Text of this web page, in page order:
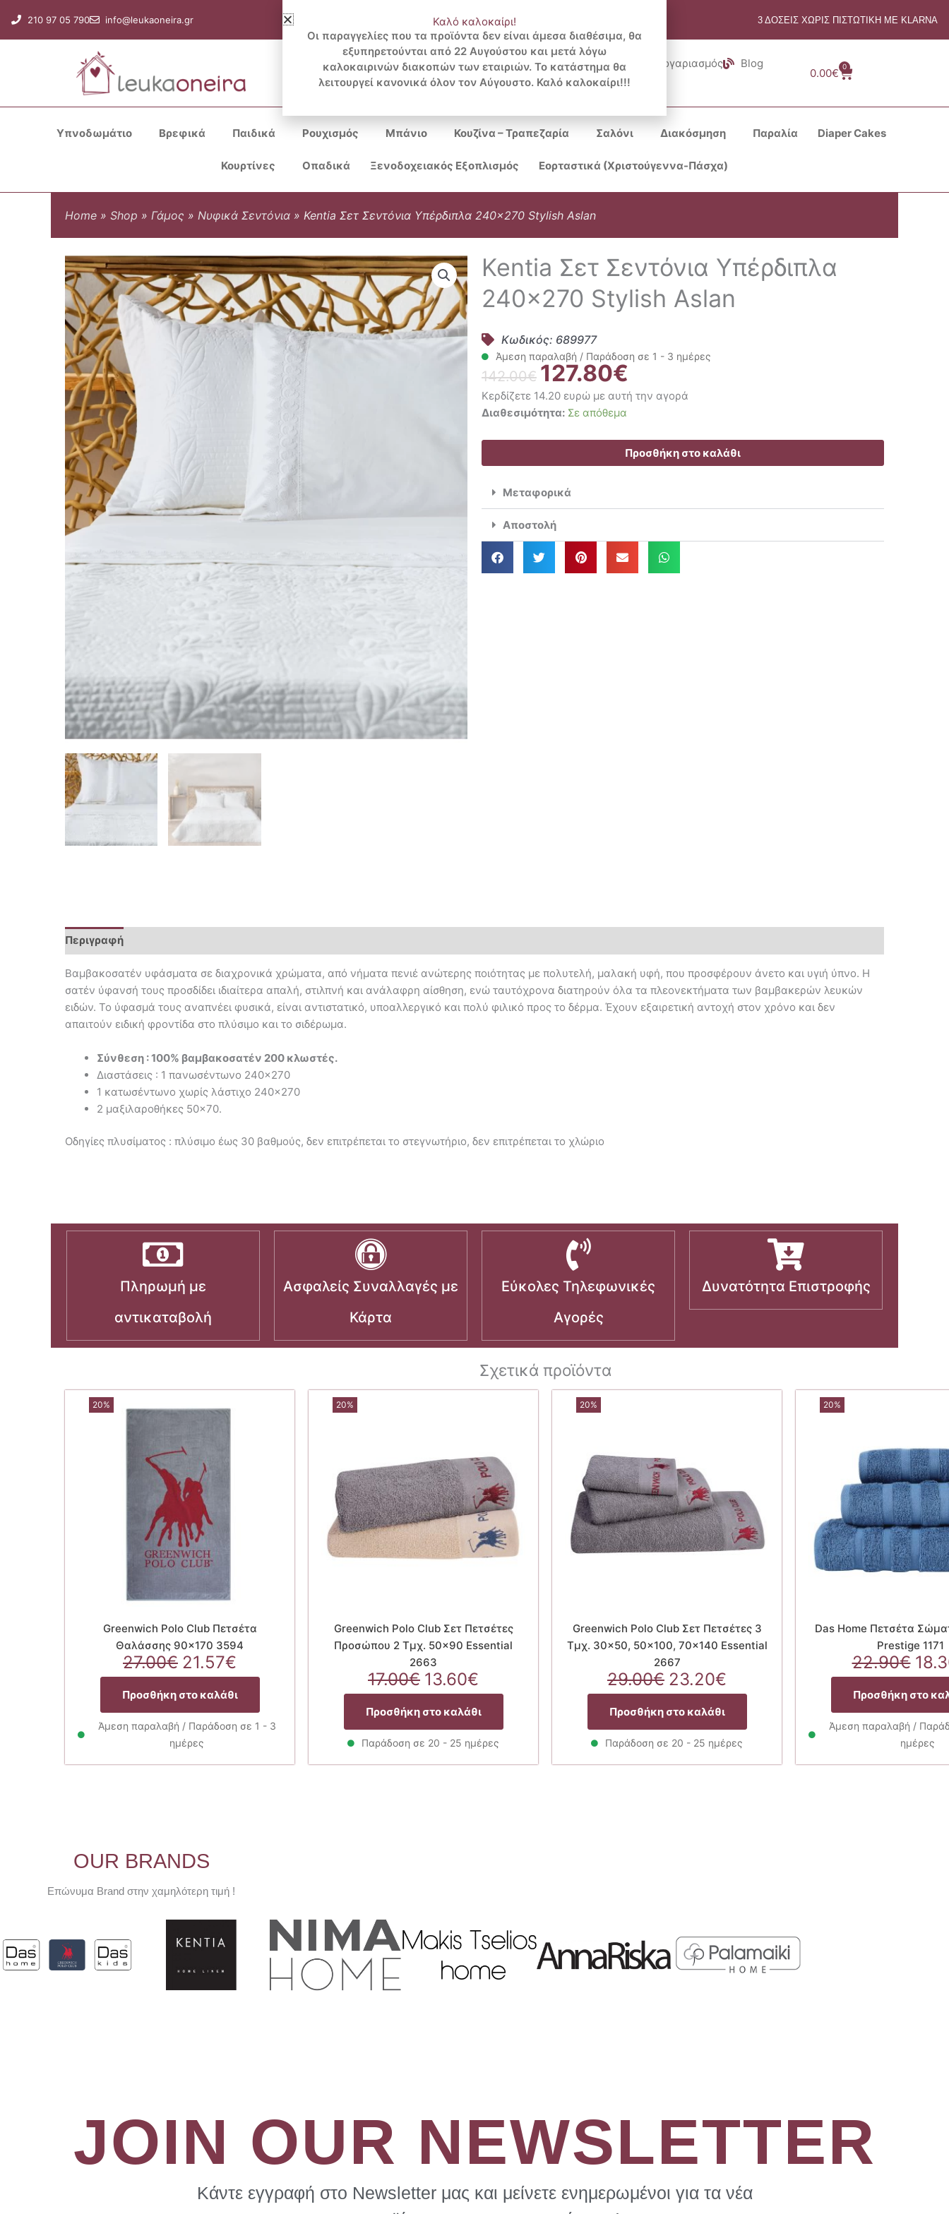
στο
περιεχόμενο
210 97 05 790 info@leukaoneira.gr 3 ΔΟΣΕΙΣ ΧΩΡΙΣ ΠΙΣΤΩΤΙΚΗ ΜΕ KLARNA
Search
...
Λογαριασμός Blog
0.00€
0
Cart
Υπνοδωμάτιο Βρεφικά Παιδικά Ρουχισμός Μπάνιο Κουζίνα – Τραπεζαρία Σαλόνι Διακόσμηση Παραλία Diaper Cakes
Κουρτίνες Οπαδικά Ξενοδοχειακός Εξοπλισμός Εορταστικά (Χριστούγεννα-Πάσχα)
Home » Shop » Γάμος » Νυφικά Σεντόνια » Kentia Σετ Σεντόνια Υπέρδιπλα 240×270 Stylish Aslan
Kentia Σετ Σεντόνια Υπέρδιπλα
240×270 Stylish Aslan
Κωδικός: 689977
Άμεση παραλαβή / Παράδοση σε 1 - 3 ημέρες
142.00€ Original
price
was:
142.00€.
127.80€
τρέχουσα
τιμή
127.80€.
Κερδίζετε 14.20 ευρώ με αυτή την αγορά
Διαθεσιμότητα: Σε απόθεμα
Kentia
Σεντόνια
Υπέρδιπλα
Stylish
Aslan
ποσότητα
Προσθήκη στο καλάθι
Μεταφορικά
Αποστολή
Περιγραφή
Βαμβακοσατέν υφάσματα σε διαχρονικά χρώματα, από νήματα πενιέ ανώτερης ποιότητας με πολυτελή, μαλακή υφή, που προσφέρουν άνετο και υγιή ύπνο. Η
σατέν ύφανσή τους προσδίδει ιδιαίτερα απαλή, στιλπνή και ανάλαφρη αίσθηση, ενώ ταυτόχρονα διατηρούν όλα τα πλεονεκτήματα των βαμβακερών λευκών
ειδών. Το ύφασμά τους αναπνέει φυσικά, είναι αντιστατικό, υποαλλεργικό και πολύ φιλικό προς το δέρμα. Έχουν εξαιρετική αντοχή στον χρόνο και δεν
απαιτούν ειδική φροντίδα στο πλύσιμο και το σιδέρωμα.
Σύνθεση : 100% βαμβακοσατέν 200 κλωστές.
Διαστάσεις : 1 πανωσέντωνο 240×270
1 κατωσέντωνο χωρίς λάστιχο 240×270
2 μαξιλαροθήκες 50×70.
Oδηγίες πλυσίματος : πλύσιμο έως 30 βαθμούς, δεν επιτρέπεται το στεγνωτήριο, δεν επιτρέπεται το χλώριο
Πληρωμή με
αντικαταβολή
Ασφαλείς Συναλλαγές με
Κάρτα
Εύκολες Τηλεφωνικές
Αγορές
Δυνατότητα Επιστροφής
Σχετικά προϊόντα
20%
Greenwich Polo Club Πετσέτα
Θαλάσσης 90×170 3594
27.00€ Original
price
was:
27.00€.
21.57€
τρέχουσα
τιμή
είναι:
21.57€.
Προσθήκη στο καλάθι
Άμεση παραλαβή / Παράδοση σε 1 - 3
ημέρες
20%
Greenwich Polo Club Σετ Πετσέτες
Προσώπου 2 Τμχ. 50×90 Essential
2663
17.00€ Original
price
was:
17.00€.
13.60€
τρέχουσα
τιμή
είναι:
13.60€.
Προσθήκη στο καλάθι
Παράδοση σε 20 - 25 ημέρες
20%
Greenwich Polo Club Σετ Πετσέτες 3
Τμχ. 30×50, 50×100, 70×140 Essential
2667
29.00€ Original
price
was:
29.00€.
23.20€
τρέχουσα
είναι:
23.20€.
Προσθήκη στο καλάθι
Παράδοση σε 20 - 25 ημέρες
20%
Das Home Πετσέτα
Prestige 1171
22.90€
Προσθήκη στο
Άμεση παραλαβή /
ημέρες
OUR BRANDS
Επώνυμα Brand στην χαμηλότερη τιμή !
JOIN OUR NEWSLETTER
Κάντε εγγραφή στο Newsletter μας και μείνετε ενημερωμένοι για τα νέα
Καλό καλοκαίρι!
Οι παραγγελίες που τα προϊόντα δεν είναι άμεσα διαθέσιμα, θα
εξυπηρετούνται από 22 Αυγούστου και μετά λόγω
καλοκαιρινών διακοπών των εταιριών. Το κατάστημα θα
λειτουργεί κανονικά όλον τον Αύγουστο. Καλό καλοκαίρι!!!